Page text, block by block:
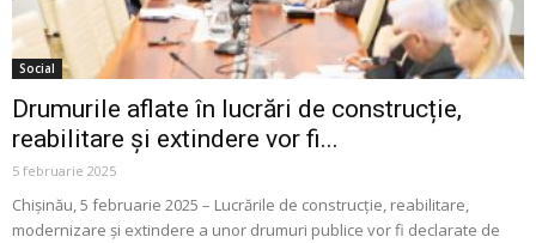
Social
Drumurile aflate în lucrări de construcție,
reabilitare și extindere vor fi...
5 februarie 2025
Chișinău, 5 februarie 2025 – Lucrările de construcție, reabilitare,
modernizare și extindere a unor drumuri publice vor fi declarate de